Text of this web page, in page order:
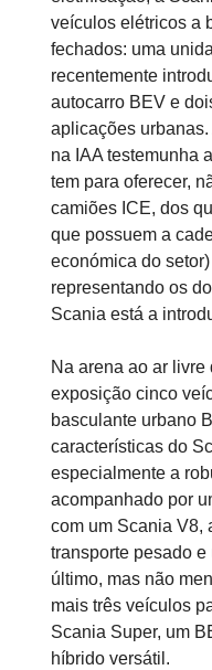
veículos elétricos a
fechados: uma
recentemente
autocarro BEV e
aplicações
na IAA testemunha
tem para oferecer,
camiões ICE, dos
que possuem a
económica do
representando os
Scania está a
Na arena ao ar livre
exposição cinco
basculante urbano
características do
especialmente a
acompanhado por
com um Scania V8,
transporte pesado e
último, mas não
mais três veículos
Scania Super, um
híbrido versátil.